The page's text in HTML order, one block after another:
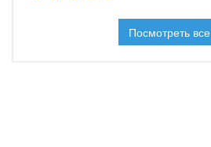
Посмотреть все